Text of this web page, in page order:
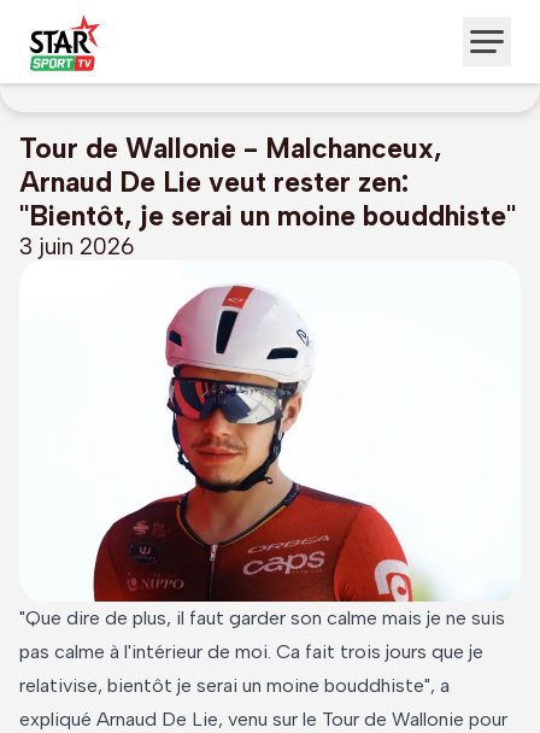
Tour de Wallonie - Malchanceux,
Arnaud De Lie veut rester zen:
"Bientôt, je serai un moine bouddhiste"
3 juin 2026
"Que dire de plus, il faut garder son calme mais je ne suis
pas calme à l'intérieur de moi. Ca fait trois jours que je
relativise, bientôt je serai un moine bouddhiste", a
expliqué Arnaud De Lie, venu sur le Tour de Wallonie pour